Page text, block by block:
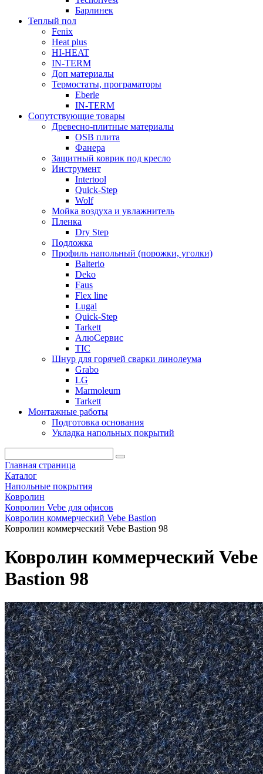
Барлинек
Теплый пол
Fenix
Heat plus
HI-HEAT
IN-TERM
Доп материалы
Термостаты, програматоры
Eberle
IN-TERM
Сопутствующие товары
Древесно-плитные материалы
OSB плита
Фанера
Защитный коврик под кресло
Инструмент
Intertool
Quick-Step
Wolf
Мойка воздуха и увлажнитель
Пленка
Dry Step
Подложка
Профиль напольный (порожки, уголки)
Balterio
Deko
Faus
Flex line
Lugal
Quick-Step
Tarkett
АлюСервис
ТІС
Шнур для горячей сварки линолеума
Grabo
LG
Marmoleum
Tarkett
Монтажные работы
Подготовка основания
Укладка напольных покрытий
Главная страница
Каталог
Напольные покрытия
Ковролин
Ковролин Vebe для офисов
Ковролин коммерческий Vebe Bastion
Ковролин коммерческий Vebe Bastion 98
Ковролин коммерческий Vebe
Bastion 98